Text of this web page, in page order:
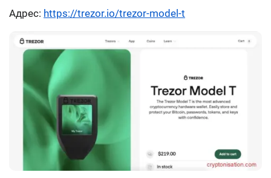
Адрес: https://trezor.io/trezor-model-t